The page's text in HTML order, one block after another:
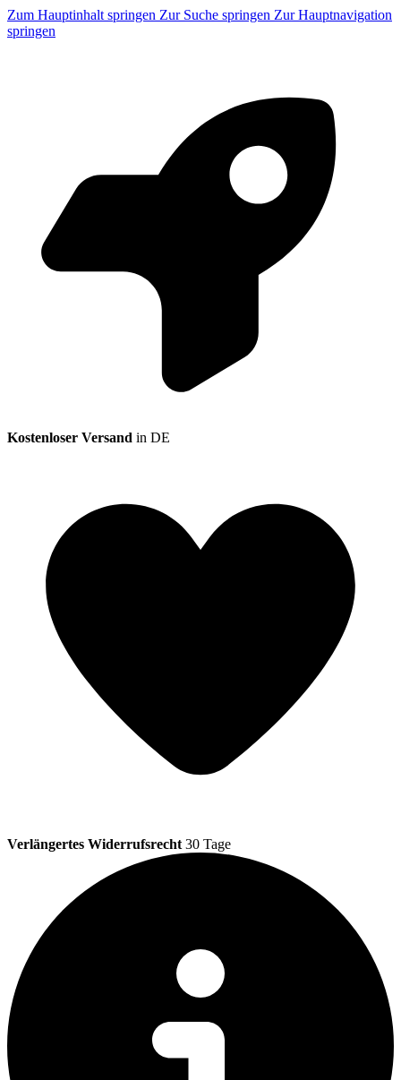
Zum Hauptinhalt springen Zur Suche springen Zur Hauptnavigation
springen
Kostenloser Versand in DE
Verlängertes Widerrufsrecht 30 Tage